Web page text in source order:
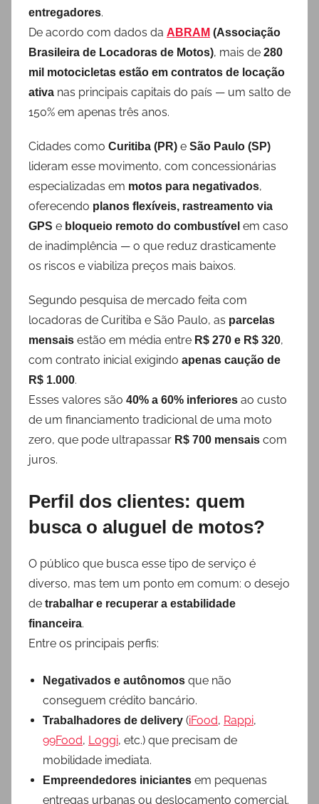
entregadores.
De acordo com dados da ABRAM (Associação
Brasileira de Locadoras de Motos), mais de 280
mil motocicletas estão em contratos de locação
ativa nas principais capitais do país — um salto de
150% em apenas três anos.
Cidades como Curitiba (PR) e São Paulo (SP)
lideram esse movimento, com concessionárias
especializadas em motos para negativados,
oferecendo planos flexíveis, rastreamento via
GPS e bloqueio remoto do combustível em caso
de inadimplência — o que reduz drasticamente
os riscos e viabiliza preços mais baixos.
Segundo pesquisa de mercado feita com
locadoras de Curitiba e São Paulo, as parcelas
mensais estão em média entre R$ 270 e R$ 320,
com contrato inicial exigindo apenas caução de
R$ 1.000.
Esses valores são 40% a 60% inferiores ao custo
de um financiamento tradicional de uma moto
zero, que pode ultrapassar R$ 700 mensais com
juros.
Perfil dos clientes: quem
busca o aluguel de motos?
O público que busca esse tipo de serviço é
diverso, mas tem um ponto em comum: o desejo
de trabalhar e recuperar a estabilidade
financeira.
Entre os principais perfis:
Negativados e autônomos que não
conseguem crédito bancário.
Trabalhadores de delivery (iFood, Rappi,
99Food, Loggi, etc.) que precisam de
mobilidade imediata.
Empreendedores iniciantes em pequenas
entregas urbanas ou deslocamento comercial.